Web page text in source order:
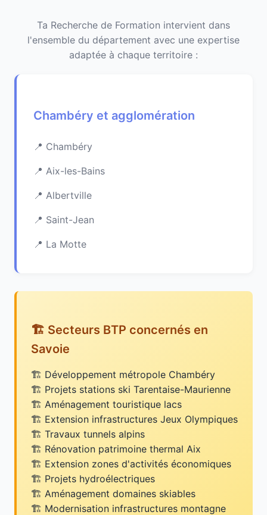
Ta Recherche de Formation intervient dans
l'ensemble du département avec une expertise
adaptée à chaque territoire :
Chambéry et agglomération
Chambéry
Aix-les-Bains
Albertville
Saint-Jean
La Motte
🏗️ Secteurs BTP concernés en
Savoie
Développement métropole Chambéry
Projets stations ski Tarentaise-Maurienne
Aménagement touristique lacs
Extension infrastructures Jeux Olympiques
Travaux tunnels alpins
Rénovation patrimoine thermal Aix
Extension zones d'activités économiques
Projets hydroélectriques
Aménagement domaines skiables
Modernisation infrastructures montagne